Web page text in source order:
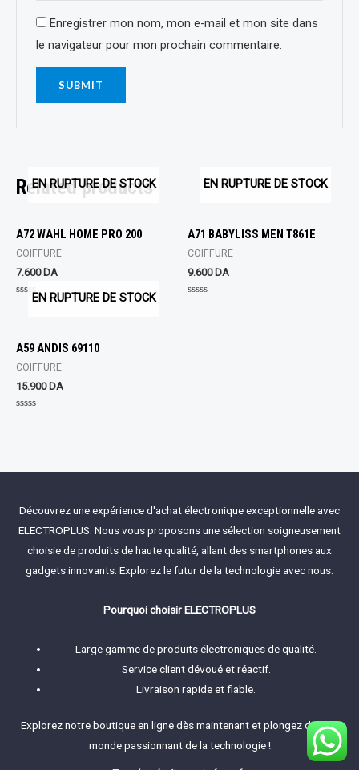
Enregistrer mon nom, mon e-mail et mon site dans
le navigateur pour mon prochain commentaire.
Related products
EN RUPTURE DE STOCK
A72 WAHL HOME PRO 200
COIFFURE
7.600DA
Rated
5
EN RUPTURE DE STOCK
A71 BABYLISS MEN T861E
COIFFURE
9.600DA
EN RUPTURE DE STOCK
A59 ANDIS 69110
COIFFURE
15.900DA
Découvrez une expérience d'achat électronique exceptionnelle avec
ELECTROPLUS. Nous vous proposons une sélection soigneusement
choisie de produits de haute qualité, allant des smartphones aux
gadgets innovants. Explorez le futur de la technologie avec nous.
Pourquoi choisir ELECTROPLUS
Large gamme de produits électroniques de qualité.
Service client dévoué et réactif.
Livraison rapide et fiable.
Explorez notre boutique en ligne dès maintenant et plongez dans le
monde passionnant de la technologie !